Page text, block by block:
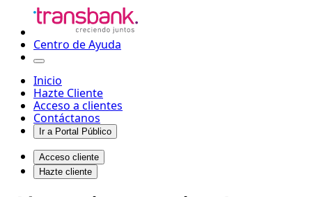
Centro de Ayuda
Inicio
Hazte Cliente
Acceso a clientes
Contáctanos
Ir a Portal Público
Acceso cliente
Hazte cliente